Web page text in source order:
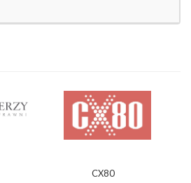
CX80